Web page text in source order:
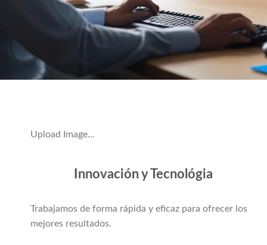
Innovación y Tecnológia
Trabajamos de forma rápida y eficaz para ofrecer los
mejores resultados.
Upload Image...